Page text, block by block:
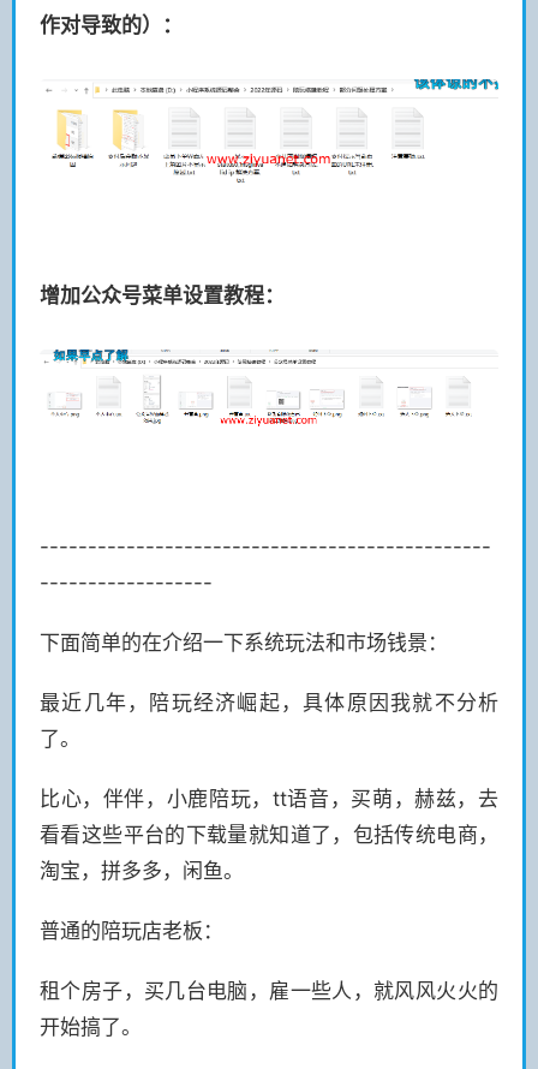
作对导致的）：
增加公众号菜单设置教程：
-----------------------------------------------
------------------
下面简单的在介绍一下系统玩法和市场钱景：
最近几年，陪玩经济崛起，具体原因我就不分析
了。
比心，伴伴，小鹿陪玩，tt语音，买萌，赫兹，去
看看这些平台的下载量就知道了，包括传统电商，
淘宝，拼多多，闲鱼。
普通的陪玩店老板：
租个房子，买几台电脑，雇一些人，就风风火火的
开始搞了。